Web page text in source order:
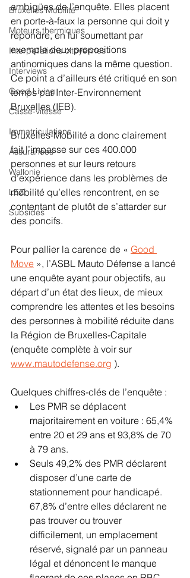
Bruxelles Mobilité
Moteurs thermiques
Interpellations citoyennes
Interviews
Good Living
Casse-vitesse
Immatriculations
Assurances
Wallonie
LEZ
Subsides
ambigües de l’enquête. Elles placent
en porte-à-faux la personne qui doit y
répondre, en lui soumettant par
exemple deux propositions
antinomiques dans la même question.
Ce point a d’ailleurs été critiqué en son
temps par Inter-Environnement
Bruxelles (IEB).
Bruxelles-Mobilité a donc clairement
fait l’impasse sur ces 400.000
personnes et sur leurs retours
d’expérience dans les problèmes de
mobilité qu’elles rencontrent, en se
contentant de plutôt de s’attarder sur
des poncifs.
Pour pallier la carence de « Good
Move », l’ASBL Mauto Défense a lancé
une enquête ayant pour objectifs, au
départ d’un état des lieux, de mieux
comprendre les attentes et les besoins
des personnes à mobilité réduite dans
la Région de Bruxelles-Capitale
(enquête complète à voir sur
www.mautodefense.org ).
Quelques chiffres-clés de l’enquête :
Les PMR se déplacent
majoritairement en voiture : 65,4%
entre 20 et 29 ans et 93,8% de 70
à 79 ans.
Seuls 49,2% des PMR déclarent
disposer d’une carte de
stationnement pour handicapé.
67,8% d’entre elles déclarent ne
pas trouver ou trouver
difficilement, un emplacement
réservé, signalé par un panneau
légal et dénoncent le manque